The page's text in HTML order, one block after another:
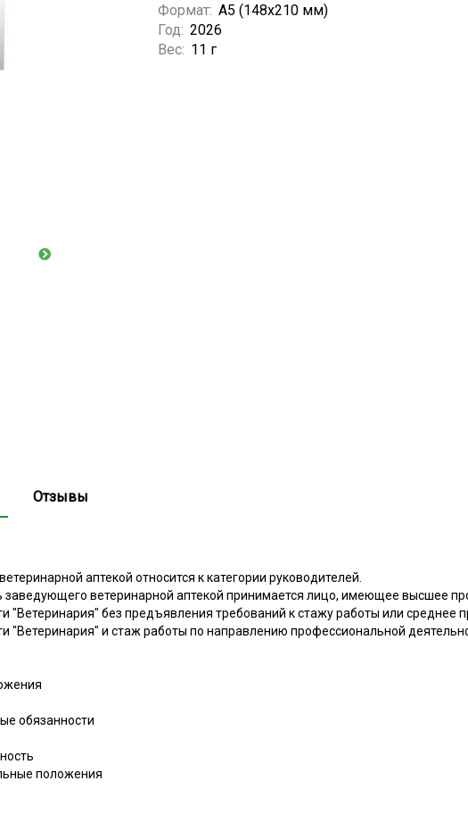
Формат: А5 (148x210 мм)
Год: 2026
Вес: 11 г
Отзывы
аптекой относится к категории руководителей.
заведующего ветеринарной аптекой принимается лицо, имеющее высшее
"Ветеринария" без предъявления требований к стажу работы или среднее
"Ветеринария" и стаж работы по направлению профессиональной
обязанности
положения